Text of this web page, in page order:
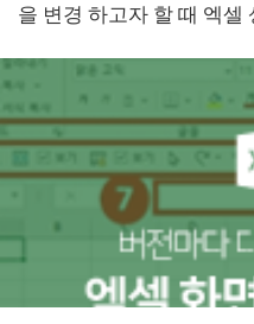
을 변경 하고자 할 때 엑